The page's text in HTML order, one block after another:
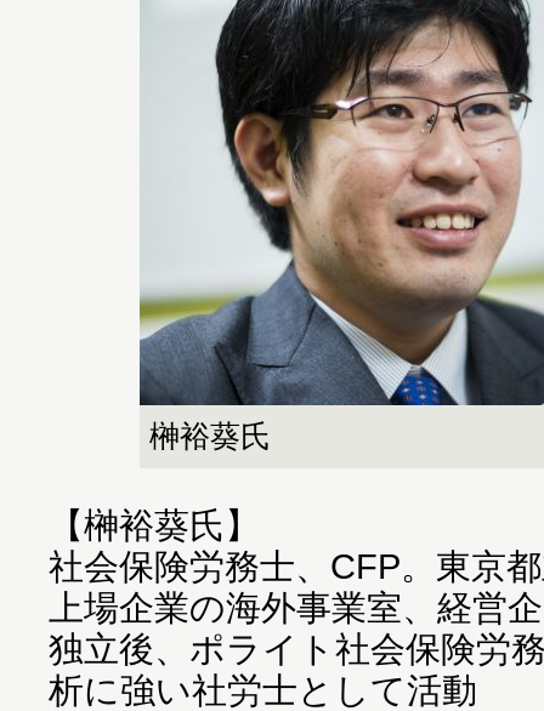
榊裕葵氏
【榊裕葵氏】
社会保険労務士、CFP。東京
上場企業の海外事業室、経営
独立後、ポライト社会保険労
析に強い社労士として活動